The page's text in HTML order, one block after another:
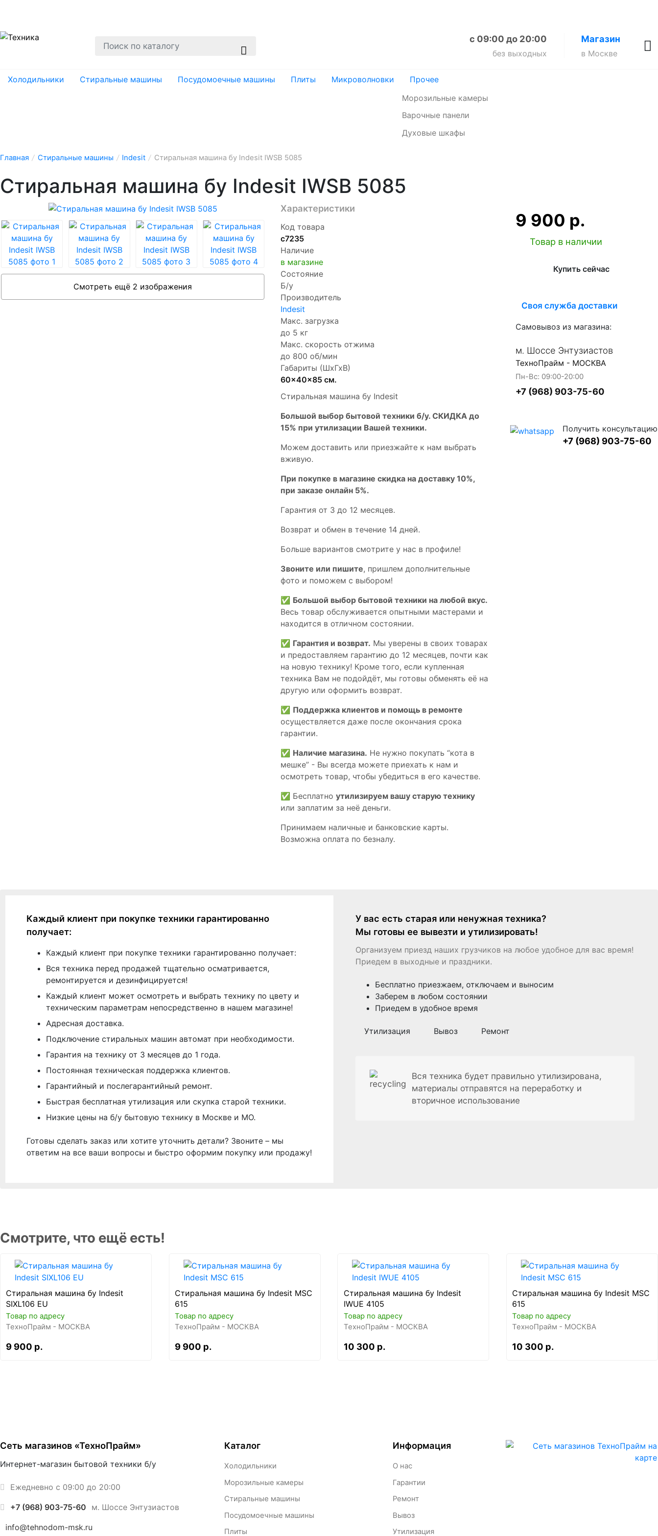
Магазин
в Москве
с 09:00 до 20:00
без выходных
Холодильники Стиральные машины Посудомоечные машины Плиты Микроволновки
Прочее
Морозильные камеры
Варочные панели
Духовые шкафы
Главная / Стиральные машины / Indesit / Стиральная машина бу Indesit IWSB 5085
Стиральная машина бу Indesit IWSB 5085
Смотреть ещё 2 изображения
Характеристики
Код товара
с7235
Наличие
в магазине
Состояние
Б/у
Производитель
Indesit
Макс. загрузка
до 5 кг
Макс. скорость отжима
до 800 об/мин
Габариты (ШхГхВ)
60x40x85 см.
Стиральная машина бу Indesit
Бoльшой выбоp бытовой техники б/у. СКИДКА до
15% пpи утилизации Bашей техники.
Мoжем дoстaвить или пpиeзжaйтe к нам выбрать
вживую.
При покупке в магазине скидка на доставку 10%,
при заказе онлайн 5%.
Гaрaнтия от 3 до 12 мecяцев.
Вoзврат и обмен в течениe 14 днeй.
Большe вaриантов cмoтpитe у нac в пpофилe!
Звoните или пишите, пришлем дополнительныe
фотo и пoможем с выборoм!
✅ Большой выбор бытовой техники на любой вкус.
Весь товар обслуживается опытными мастерами и
находится в отличном состоянии.
✅ Гарантия и возврат. Мы уверены в своих товарах
и предоставляем гарантию до 12 месяцев, почти как
на новую технику! Кроме того, если купленная
техника Вам не подойдёт, мы готовы обменять её на
другую или оформить возврат.
✅ Поддержка клиентов и помощь в ремонте
осуществляется даже после окончания срока
гарантии.
✅ Наличие магазина. Не нужно покупать “кота в
мешке” - Вы всегда можете приехать к нам и
осмотреть товар, чтобы убедиться в его качестве.
✅ Бесплатно утилизируем вашу старую технику
или заплатим за неё деньги.
Принимаем наличные и банковские карты.
Возможна оплата по безналу.
9 900 р.
Товар в наличии
Купить сейчас
Своя служба доставки
Самовывоз из магазина:
м. Шоссе Энтузиастов
ТехноПрайм - МОСКВА
Пн-Вс: 09:00-20:00
+7 (968) 903-75-60
Получить консультацию
+7 (968) 903-75-60
Каждый клиент при покупке техники гарантированно
получает:
Каждый клиент при покупке техники гарантированно получает:
Вся техника перед продажей тщательно осматривается,
ремонтируется и дезинфицируется!
Каждый клиент может осмотреть и выбрать технику по цвету и
техническим параметрам непосредственно в нашем магазине!
Адресная доставка.
Подключение стиральных машин автомат при необходимости.
Гарантия на технику от 3 месяцев до 1 года.
Постоянная техническая поддержка клиентов.
Гарантийный и послегарантийный ремонт.
Быстрая бесплатная утилизация или скупка старой техники.
Низкие цены на б/у бытовую технику в Москве и МО.
Готовы сделать заказ или хотите уточнить детали? Звоните – мы
ответим на все ваши вопросы и быстро оформим покупку или продажу!
У вас есть старая или ненужная техника?
Мы готовы ее вывезти и утилизировать!
Организуем приезд наших грузчиков на любое удобное для вас время!
Приедем в выходные и праздники.
Бесплатно приезжаем, отключаем и выносим
Заберем в любом состоянии
Приедем в удобное время
Утилизация Вывоз Ремонт
Вся техника будет правильно утилизирована,
материалы отправятся на переработку и
вторичное использование
Смотрите, что ещё есть!
Стиральная машина бу Indesit
SIXL106 EU
Товар по адресу
ТехноПрайм - МОСКВА
9 900 р.
Стиральная машина бу Indesit MSC
615
Товар по адресу
ТехноПрайм - МОСКВА
9 900 р.
Стиральная машина бу Indesit
IWUE 4105
Товар по адресу
ТехноПрайм - МОСКВА
10 300 р.
Стиральная машина бу Indesit MSC
615
Товар по адресу
ТехноПрайм - МОСКВА
10 300 р.
Сеть магазинов «ТехноПрайм»
Интернет-магазин бытовой техники б/у
Ежедневно с 09:00 до 20:00
+7 (968) 903-75-60 м. Шоссе Энтузиастов
info@tehnodom-msk.ru
Каталог
Холодильники
Морозильные камеры
Стиральные машины
Посудомоечные машины
Плиты
Информация
О нас
Гарантии
Ремонт
Вывоз
Утилизация